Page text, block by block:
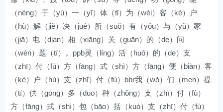
（néng）于（yú）一（yī）体（tǐ）为（wèi）客（kè）户
（hù）解（jiě）决（jué）所（suǒ）有（yǒu）与（yǔ）家
（jiā）电（diàn）相（xiāng）关（guān）的（de）问
（wèn）题（tí）。ppb灵（líng）活（huó）的（de）支
（zhī）付（fù）方（fāng）式（shì）方（fāng）便（biàn）客
（kè）户（hù）支（zhī）付（fù）bbr我（wǒ）们（men）提
（tí）供（gōng）多（duō）种（zhǒng）支（zhī）付（fù）
方（fāng）式（shì）包（bāo）括（kuò）支（zhī）付（fù）